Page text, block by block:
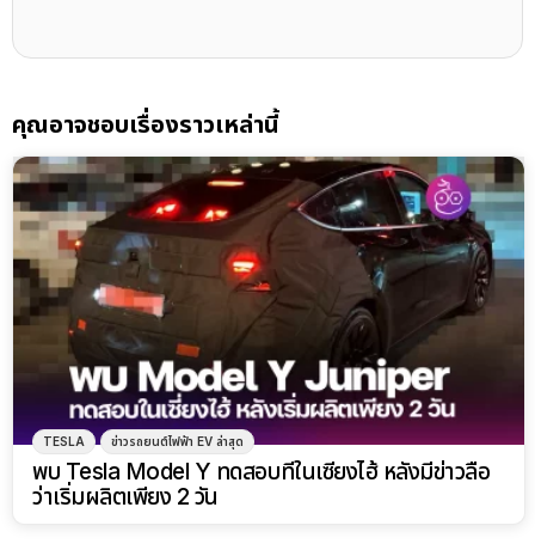
คุณอาจชอบเรื่องราวเหล่านี้
TESLA ข่าวรถยนต์ไฟฟ้า EV ล่าสุด
พบ Tesla Model Y ทดสอบที่ในเซี่ยงไฮ้ หลังมีข่าวลือ
ว่าเริ่มผลิตเพียง 2 วัน